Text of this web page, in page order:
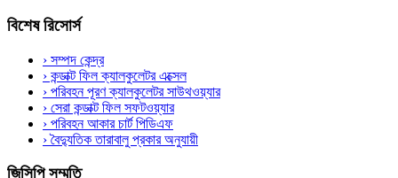
বিশেষ রিসোর্স
› সম্পদ কেন্দ্র
› কন্ডাক্ট ফিল ক্যালকুলেটর এক্সেল
› পরিবহন পূরণ ক্যালকুলেটর সাউথওয়্যার
› সেরা কন্ডাক্ট ফিল সফটওয়্যার
› পরিবহন আকার চার্ট পিডিএফ
›বৈদ্যুতিক তারাবালু প্রকার অনুযায়ী
জিসিপি সম্মতি